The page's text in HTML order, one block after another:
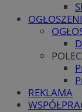
REKLAMA